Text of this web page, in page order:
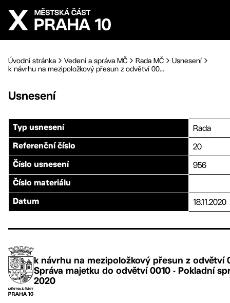
Přejít na hlavní obsah
Úvodní stránka Vedení a správa MČ Rada MČ
Usnesení
k návrhu na mezipoložkový přesun z odvětví 00...
Usnesení
Typ usnesení Rada
Referenční číslo 20
Číslo usnesení 956
Číslo materiálu
Datum 18.11.2020
k návrhu na mezipoložkový přesun z odvětví
Správa majetku do odvětví 0010 - Pokladní
2020